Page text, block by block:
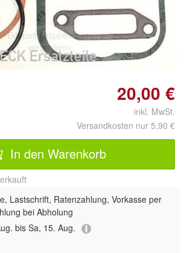
Doppelt antippen zum
vergrößern
20,00 €
inkl. MwSt.
Versandkosten nur 5,90 €
In den Warenkorb
Lastschrift, Ratenzahlung, Vorkasse per
bei Abholung
bis Sa, 15. Aug.